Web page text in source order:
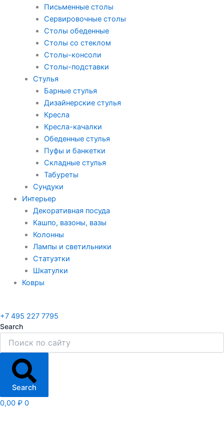
Письменные столы
Сервировочные столы
Столы обеденные
Столы со стеклом
Столы-консоли
Столы-подставки
Стулья
Барные стулья
Дизайнерские стулья
Кресла
Кресла-качалки
Обеденные стулья
Пуфы и банкетки
Складные стулья
Табуреты
Сундуки
Интерьер
Декоративная посуда
Кашпо, вазоны, вазы
Колонны
Лампы и светильники
Статуэтки
Шкатулки
Ковры
+7 495 227 7795
Search
Search
0,00 ₽ 0